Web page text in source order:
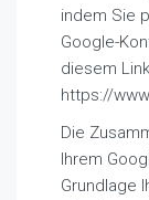
indem Sie
Google-
diesem
https://
Die
Ihrem
Grundlage